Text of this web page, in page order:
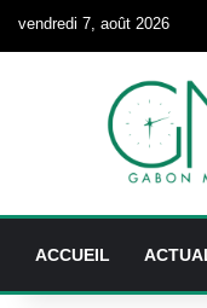
vendredi 7, août 2026
ACCUEIL